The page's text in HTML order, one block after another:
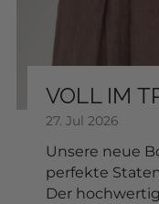
VOLL IM
27. Jul 2026
Unsere neue
perfekte
Der